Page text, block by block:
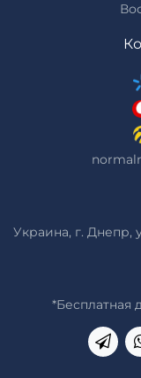
Украина, г. Днепр,
*Бесплатная